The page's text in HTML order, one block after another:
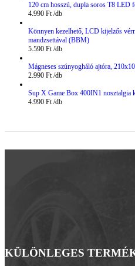
120 cm hosszú, dupla soros T8 LED
4.990 Ft
Könnyen kezelhető, LCD kijelzős
mandzsettával (BBM)
5.590 Ft
Mágneses szúnyogháló ajtóra,
2.990 Ft
Sup X Game Box 400IN1 nosztalgia
4.990 Ft
KÜLÖNLEGES